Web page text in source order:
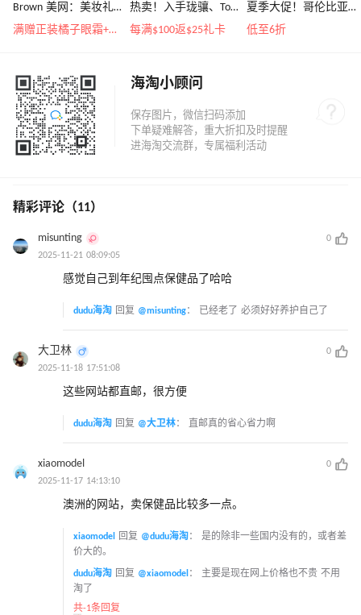
Brown 美网：美妆礼
遇！满$150立省$50
满赠正装橘子眼霜+精华唇蜜等好礼
热卖！入手珑骧、Tory
Burch、拉夫劳伦等
每满$100返$25礼卡
夏季大促！哥伦比亚
运动热卖
低至6折
海淘小顾问
精彩评论（11）
misunting
0
2025-11-21 08:09:05
感觉自己到年纪囤点保健品了哈哈
dudu海淘 回复 @misunting： 已经老了 必须好好养护自己了
大卫林
0
2025-11-18 17:51:08
这些网站都直邮，很方便
dudu海淘 回复 @大卫林： 直邮真的省心省力啊
xiaomodel
0
2025-11-17 14:13:10
澳洲的网站，卖保健品比较多一点。
xiaomodel 回复 @dudu海淘： 是的除非一些国内没有的，或者差
价大的。
dudu海淘 回复 @xiaomodel ： 主要是现在网上价格也不贵 不用
淘了
共-1条回复